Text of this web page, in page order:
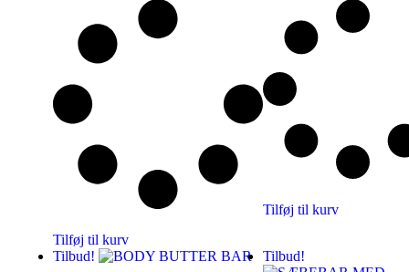
Tilføj til kurv
Tilføj til kurv
Tilbud! Tilbud!